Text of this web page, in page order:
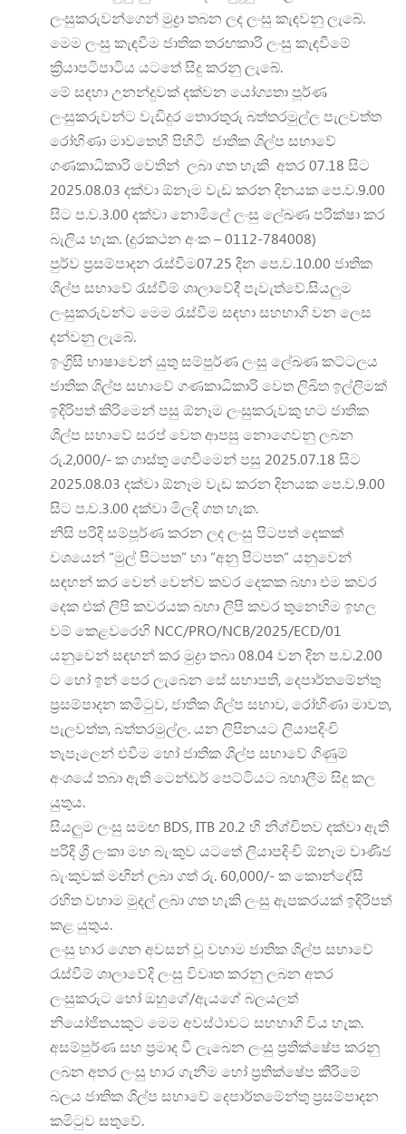
ලංසුකරුවන්ගෙන් මුද්‍රා තබන ලද ලංසු කැඳවනු ලැබේ.
මෙම ලංසු කැඳවීම ජාතික තරඟකාරි ලංසු කැඳවීමේ
ක්‍රියාපටිපාටිය යටතේ සිදු කරනු ලැබේ.
මේ සඳහා උනන්දුවක් දක්වන යෝග්‍යතා පූර්ණ
ලංසුකරුවන්ට වැඩිදුර තොරතුරු බත්තරමුල්ල පැලවත්ත
රෝහිණා මාවතෙහි පිහිටි ජාතික ශිල්ප සභාවේ
ගණකාධිකාරි වෙතින් ලබා ගත හැකි අතර 07.18 සිට
2025.08.03 දක්වා ඕනෑම වැඩ කරන දිනයක පෙ.ව.9.00
සිට ප.ව.3.00 දක්වා නොමිලේ ලංසු ලේඛණ පරික්ෂා කර
බැලිය හැක. (දුරකථන අංක – 0112-784008)
පුර්ව ප්‍රසම්පාදන රැස්වීම07.25 දින පෙ.ව.10.00 ජාතික
ශිල්ප සභාවේ රැස්වීම් ශාලාවේදී පැවැත්වේ.සියලුම
ලංසුකරුවන්ට මෙම රැස්වීම සඳහා සහභාගි වන ලෙස
දන්වනු ලැබේ.
ඉංග්‍රිසි භාෂාවෙන් යුතු සම්පුර්ණ ලංසු ලේඛණ කට්ටලය
ජාතික ශිල්ප සභාවේ ගණකාධිකාරි වෙත ලිඛිත ඉල්ලිමක්
ඉදිරිපත් කිරිමෙන් පසු ඕනෑම ලංසුකරුවකු හට ජාතික
ශිල්ප සභාවේ සරප් වෙත ආපසු නොගෙවනු ලබන
රු.2,000/- ක ගාස්තු ගෙවීමෙන් පසු 2025.07.18 සිට
2025.08.03 දක්වා ඕනෑම වැඩ කරන දිනයක පෙ.ව.9.00
සිට ප.ව.3.00 දක්වා මිලදි ගත හැක.
නිසි පරිදි සම්පූර්ණ කරන ලද ලංසු පිටපත් දෙකක්
වශයෙන් “මුල් පිටපත” හා “අනු පිටපත” යනුවෙන්
සඳහන් කර වෙන් වෙන්ව කවර දෙකක බහා එම කවර
දෙක එක් ලිපි කවරයක බහා ලිපි කවර තුනෙහිම ඉහල
වම් කෙළවරෙහි NCC/PRO/NCB/2025/ECD/01
යනුවෙන් සඳහන් කර මුද්‍රා තබා 08.04 වන දින ප.ව.2.00
ට හෝ ඉන් පෙර ලැබෙන සේ සභාපති, දෙපාර්තමේන්තු
ප්‍රසම්පාදන කමිටුව, ජාතික ශිල්ප සභාව, රෝහිණා මාවත,
පැලවත්ත, බත්තරමුල්ල. යන ලිපිනයට ලියාපදිංචි
තැපෑලෙන් එවීම හෝ ජාතික ශිල්ප සභාවේ ගිණුම්
අංශයේ තබා ඇති ටෙන්ඩර් පෙට්ටියට බහාලීම සිදු කල
යුතුය.
සියලුම ලංසු සමඟ BDS, ITB 20.2 හි නිශ්චිතව දක්වා ඇති
පරිදි ශ්‍රී ලංකා මහ බැංකුව යටතේ ලියාපදිංචි ඕනෑම වාණිජ
බැංකුවක් මඟින් ලබා ගත් රු. 60,000/- ක කොන්දේසි
රහිත වහාම මුදල් ලබා ගත හැකි ලංසු ඇපකරයක් ඉදිරිපත්
කළ යුතුය.
ලංසු භාර ගෙන අවසන් වූ වහාම ජාතික ශිල්ප සභාවේ
රැස්වීම් ශාලාවේදි ලංසු විවෘත කරනු ලබන අතර
ලංසුකරුට හෝ ඔහුගේ/ඇයගේ බලයලත්
නියෝජිතයකුට මෙම අවස්ථාවට සහභාගි විය හැක.
අසම්පුර්ණ සහ ප්‍රමාද වී ලැබෙන ලංසු ප්‍රතික්ෂේප කරනු
ලබන අතර ලංසු භාර ගැනීම හෝ ප්‍රතික්ෂේප කිරිමේ
බලය ජාතික ශිල්ප සභාවේ දෙපාර්තමේන්තු ප්‍රසම්පාදන
කමිටුව සතුවේ.